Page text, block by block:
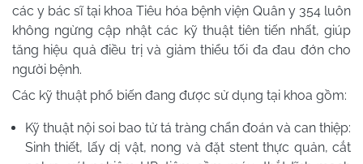
các y bác sĩ tại khoa Tiêu hóa bệnh viện Quân y 354 luôn
không ngừng cập nhật các kỹ thuật tiên tiến nhất, giúp
tăng hiệu quả điều trị và giảm thiểu tối đa đau đớn cho
người bệnh.
Các kỹ thuật phổ biến đang được sử dụng tại khoa gồm:
Kỹ thuật nội soi bao tử tá tràng chẩn đoán và can thiệp:
Sinh thiết, lấy dị vật, nong và đặt stent thực quản, cắt